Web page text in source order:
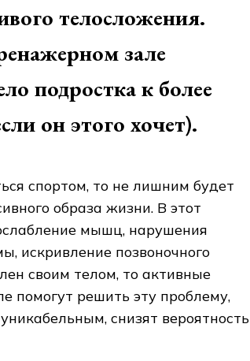
телосложения.
зале
подростка к более
он этого хочет).
спортом, то не лишним будет
образа жизни. В этот
мышц, нарушения
искривление позвоночного
своим телом, то активные
помогут решить эту проблему,
снизят вероятность